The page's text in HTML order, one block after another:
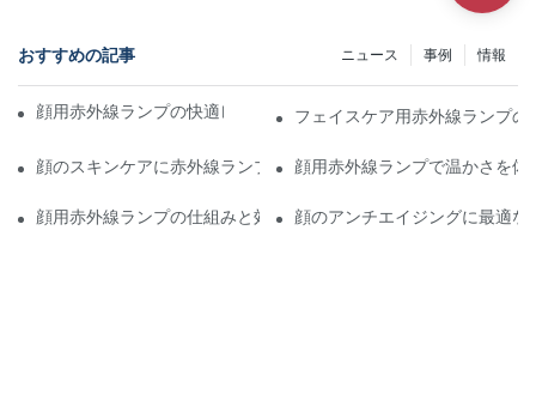
おすすめの記事 情報
事例
ニュース
顔用赤外線ランプの快適レベルはどのくらいですか?
フェイスケア用赤外線ランプの
顔のスキンケアに赤外線ランプを使う方法顔用赤外線ランプで温かさを体
顔用赤外線ランプの仕組みと効果 顔のアンチエイジングに最適な